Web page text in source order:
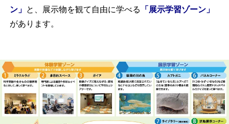
ン」 と、展示物を観て自由に学べる
「展示学習ゾーン」
があります。